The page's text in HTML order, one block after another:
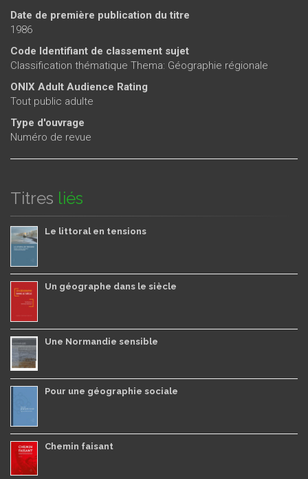
Date de première publication du titre
1986
Code Identifiant de classement sujet
Classification thématique Thema: Géographie régionale
ONIX Adult Audience Rating
Tout public adulte
Type d'ouvrage
Numéro de revue
Titres liés
Le littoral en tensions
Un géographe dans le siècle
Une Normandie sensible
Pour une géographie sociale
Chemin faisant